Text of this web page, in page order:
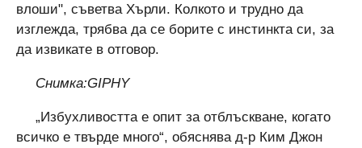
влоши", съветва Хърли. Колкото и трудно да
изглежда, трябва да се борите с инстинкта си, за
да извикате в отговор.
Снимка:GIPHY
„Избухливостта е опит за отблъскване, когато
всичко е твърде много“, обяснява д-р Ким Джон